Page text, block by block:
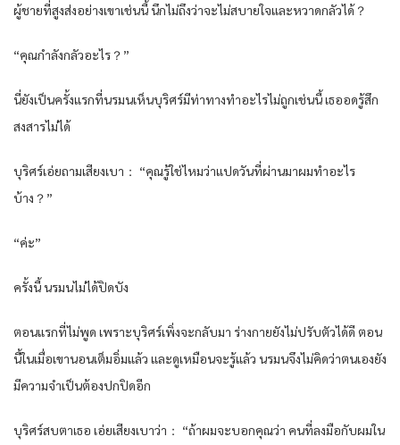
ผู้ชายที่สูงส่งอย่างเขาเช่นนี้ นึกไม่ถึงว่าจะไม่สบายใจและหวาดกลัวได้？
“คุณกำลังกลัวอะไร？”
นี่ยังเป็นครั้งแรกที่นรมนเห็นบุริศร์มีท่าทางทำอะไรไม่ถูกเช่นนี้ เธออดรู้สึก
สงสารไม่ได้
บุริศร์เอ่ยถามเสียงเบา： “คุณรู้ใช่ไหมว่าแปดวันที่ผ่านมาผมทำอะไร
บ้าง？”
“ค่ะ”
ครั้งนี้ นรมนไม่ได้ปิดบัง
ตอนแรกที่ไม่พูด เพราะบุริศร์เพิ่งจะกลับมา ร่างกายยังไม่ปรับตัวได้ดี ตอน
นี้ในเมื่อเขานอนเต็มอิ่มแล้ว และดูเหมือนจะรู้แล้ว นรมนจึงไม่คิดว่าตนเองยัง
มีความจำเป็นต้องปกปิดอีก
บุริศร์สบตาเธอ เอ่ยเสียงเบาว่า： “ถ้าผมจะบอกคุณว่า คนที่ลงมือกับผมใน